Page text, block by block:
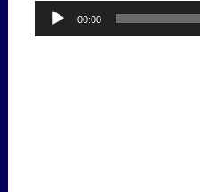
Lecteur
audio
00:00